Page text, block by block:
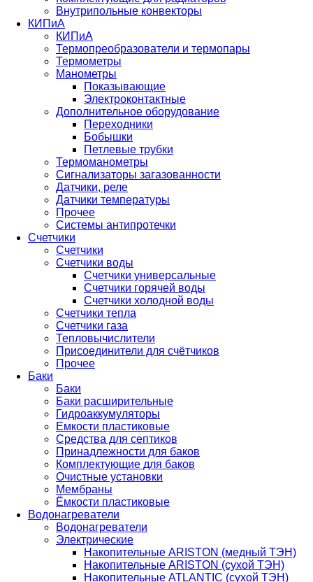
Внутрипольные конвекторы
КИПиА
КИПиА
Термопреобразователи и термопары
Термометры
Манометры
Показывающие
Электроконтактные
Дополнительное оборудование
Переходники
Бобышки
Петлевые трубки
Термоманометры
Сигнализаторы загазованности
Датчики, реле
Датчики температуры
Прочее
Системы антипротечки
Счетчики
Счетчики
Счетчики воды
Счетчики универсальные
Счетчики горячей воды
Счетчики холодной воды
Счетчики тепла
Счетчики газа
Тепловычислители
Присоединители для счётчиков
Прочее
Баки
Баки
Баки расширительные
Гидроаккумуляторы
Емкости пластиковые
Средства для септиков
Принадлежности для баков
Комплектующие для баков
Очистные установки
Мембраны
Ёмкости пластиковые
Водонагреватели
Водонагреватели
Электрические
Накопительные ARISTON (медный ТЭН)
Накопительные ARISTON (сухой ТЭН)
Накопительные ATLANTIC (сухой ТЭН)